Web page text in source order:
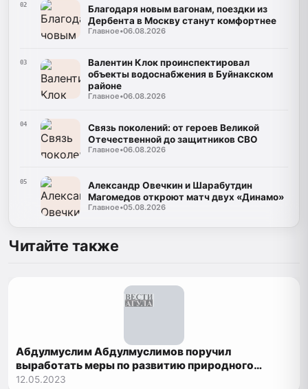
02
Благодаря новым вагонам, поездки из
Дербента в Москву станут комфортнее
Главное•06.08.2026
03
Валентин Клок проинспектировал
объекты водоснабжения в Буйнакском
районе
Главное•06.08.2026
04
Связь поколений: от героев Великой
Отечественной до защитников СВО
Главное•06.08.2026
05
Александр Овечкин и Шарабутдин
Магомедов откроют матч двух «Динамо»
Главное•05.08.2026
Читайте также
Абдулмуслим Абдулмуслимов поручил
выработать меры по развитию природного
заповедника «Дагестанский»
12.05.2023